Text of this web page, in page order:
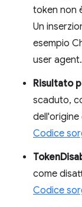
token non
Un
esempio
user agent.
Risultato
scaduto,
dell'origine
Codice
come
Codice